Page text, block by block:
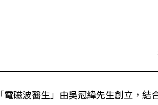
「電磁波醫生」由吳冠緯先生創立，